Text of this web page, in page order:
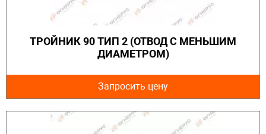
ТРОЙНИК 90 ТИП 2 (ОТВОД С МЕНЬШИМ
ДИАМЕТРОМ)
Запросить цену